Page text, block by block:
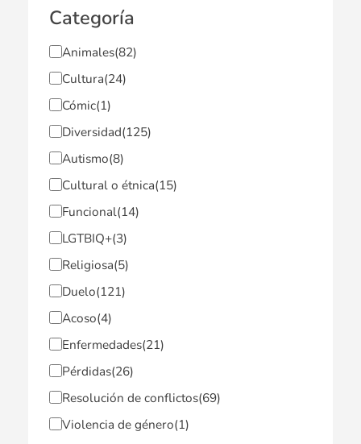
Categoría
Animales(82)
Cultura(24)
Cómic(1)
Diversidad(125)
Autismo(8)
Cultural o étnica(15)
Funcional(14)
LGTBIQ+(3)
Religiosa(5)
Duelo(121)
Acoso(4)
Enfermedades(21)
Pérdidas(26)
Resolución de conflictos(69)
Violencia de género(1)